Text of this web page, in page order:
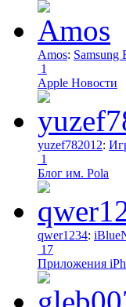
Amos: Samsung
1
Apple Новости
yuzef782012:
1
Блог им. Pola
qwer1234:
17
Приложения